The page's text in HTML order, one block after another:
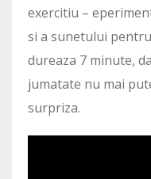
exercitiu –
si a sunetului
dureaza 7 minute,
jumatate nu mai
surpriza.